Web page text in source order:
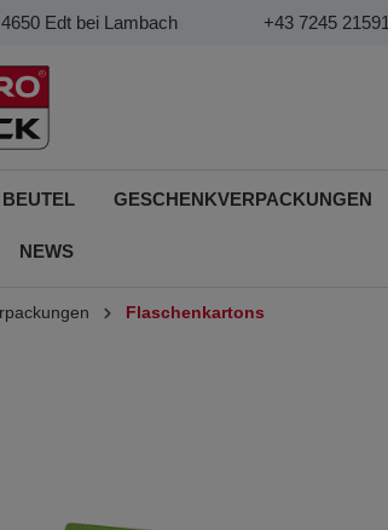
Edt bei Lambach +43 7245 21591
GESCHENKVERPACKUNGEN
NEWS
Flaschenkartons